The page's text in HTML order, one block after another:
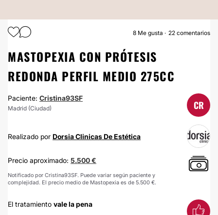
MASTOPEXIA
8 Me gusta 22 comentarios
MASTOPEXIA CON PRÓTESIS
REDONDA PERFIL MEDIO 275CC
Paciente: Cristina93SF
Madrid (Ciudad) CR
Realizado por Dorsia Clinicas De Estética
Precio aproximado: 5.500 €
Notificado por Cristina93SF. Puede variar según paciente y
complejidad. El precio medio de Mastopexia es de 5.500 €.
El tratamiento vale la pena